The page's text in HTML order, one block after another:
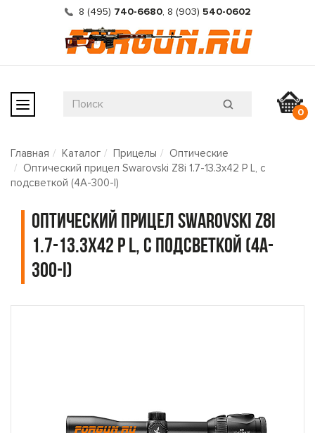
8 (495) 740-6680, 8 (903) 540-0602
0
Главная Каталог Прицелы
Оптические
Оптический прицел Swarovski Z8i 1.7-13.3x42 P L, с
подсветкой (4A-300-I)
Оптический прицел Swarovski Z8i
1.7-13.3x42 P L, с подсветкой (4A-
300-I)